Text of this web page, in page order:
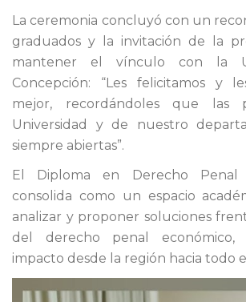
La ceremonia concluyó con un
graduados y la invitación de la
mantener el vínculo con la
Concepción: “Les felicitamos y
mejor, recordándoles que las
Universidad y de nuestro
siempre abiertas”.
El Diploma en Derecho Penal
consolida como un espacio
analizar y proponer soluciones
del derecho penal económico,
impacto desde la región hacia todo